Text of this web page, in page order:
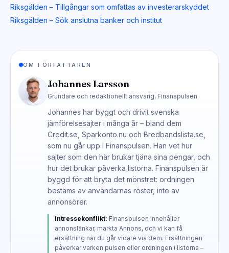
Riksgälden – Tillgångar som omfattas av investerarskyddet
Riksgälden – Sök anslutna banker och institut
OM FÖRFATTAREN
Johannes Larsson
Grundare och redaktionellt ansvarig, Finanspulsen
Johannes har byggt och drivit svenska
jämförelsesajter i många år – bland dem
Credit.se, Sparkonto.nu och Bredbandslista.se,
som nu går upp i Finanspulsen. Han vet hur
sajter som den här brukar tjäna sina pengar, och
hur det brukar påverka listorna. Finanspulsen är
byggd för att bryta det mönstret: ordningen
bestäms av användarnas röster, inte av
annonsörer.
Intressekonflikt: Finanspulsen innehåller
annonslänkar, märkta Annons, och vi kan få
ersättning när du går vidare via dem. Ersättningen
påverkar varken pulsen eller ordningen i listorna –